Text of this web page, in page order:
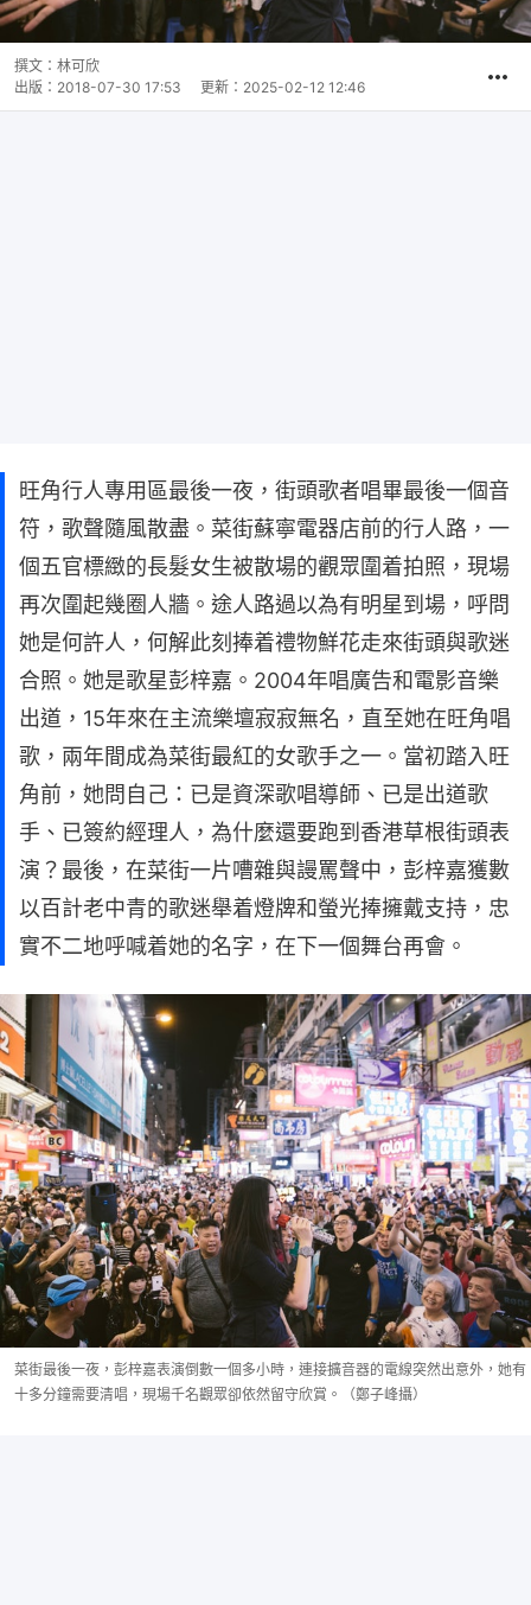
撰文： 林可欣
出版： 2018-07-30 17:53 更新： 2025-02-12 12:46
旺角行人專用區最後一夜，街頭歌者唱畢最後一個音
符，歌聲隨風散盡。菜街蘇寧電器店前的行人路，一
個五官標緻的長髮女生被散場的觀眾圍着拍照，現場
再次圍起幾圈人牆。途人路過以為有明星到場，呼問
她是何許人，何解此刻捧着禮物鮮花走來街頭與歌迷
合照。她是歌星彭梓嘉。2004年唱廣告和電影音樂
出道，15年來在主流樂壇寂寂無名，直至她在旺角唱
歌，兩年間成為菜街最紅的女歌手之一。當初踏入旺
角前，她問自己：已是資深歌唱導師、已是出道歌
手、已簽約經理人，為什麼還要跑到香港草根街頭表
演？最後，在菜街一片嘈雜與謾罵聲中，彭梓嘉獲數
以百計老中青的歌迷舉着燈牌和螢光捧擁戴支持，忠
實不二地呼喊着她的名字，在下一個舞台再會。
菜街最後一夜，彭梓嘉表演倒數一個多小時，連接擴音器的電線突然出意外，她有
十多分鐘需要清唱，現場千名觀眾卻依然留守欣賞。（鄭子峰攝）